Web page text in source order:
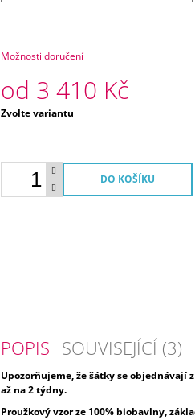
Možnosti doručení
od 3 410 Kč
Měrná
Zvolte variantu
DO KOŠÍKU
POPIS SOUVISEJÍCÍ (3)
Upozorňujeme, že šátky se
až na 2 týdny.
Proužkový vzor ze 100% biobavlny,